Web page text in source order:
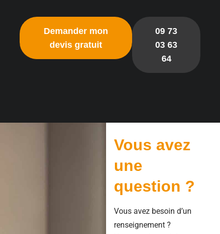
Demander mon
devis gratuit
09 73
03 63
64
Vous avez
une
question ?
Vous avez besoin d’un
renseignement ?